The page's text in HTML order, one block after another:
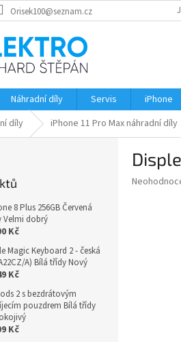
Orisek100@seznam.cz
Náhradní díly Servis iPhone
díly iPhone 11 Pro Max náhradní díly
8 Plus 256GB Červená
Velmi dobrý
Kč
Magic Keyboard 2 - česká
A) Bílá třídy Nový
Kč
2 s bezdrátovým
pouzdrem Bílá třídy
Kč
Průměrné